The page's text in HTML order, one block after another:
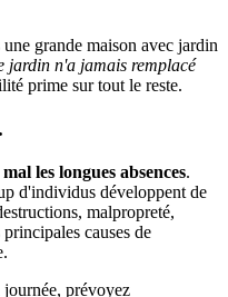
grande maison avec jardin
jardin n'a jamais remplacé
prime sur tout le reste.
les longues absences.
d'individus développent de
malpropreté,
causes de
prévoyez